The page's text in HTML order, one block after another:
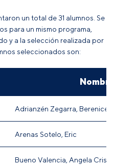
un total de 31 alumnos. Se
para un mismo programa,
y a la selección realizada por
seleccionados son:
Nombre
Adrianzén Zegarra, Berenice
Arenas Sotelo, Eric
Bueno Valencia, Angela